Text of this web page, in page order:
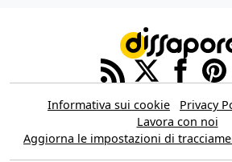
Informativa sui cookie Privacy
Lavora con noi
Aggiorna le impostazioni di